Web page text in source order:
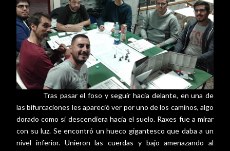
Tras pasar el foso y seguir hacia delante, en una de
las bifurcaciones les apareció ver por uno de los caminos, algo
dorado como si descendiera hacia el suelo. Raxes fue a mirar
con su luz. Se encontró un hueco gigantesco que daba a un
nivel inferior. Unieron las cuerdas y bajo amenazando al